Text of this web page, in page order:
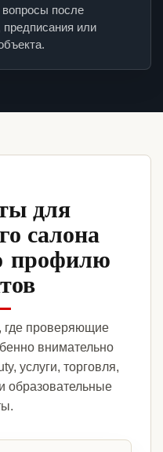
после
предписания или
для
салона
профилю
где проверяющие
внимательно
услуги, торговля,
образовательные